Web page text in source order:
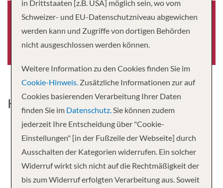
Baujahr
-0001
Kabine
in Drittstaaten [z.B. USA] möglich sein, wo vom
Schweizer- und EU-Datenschutzniveau abgewichen
werden kann und Zugriffe von dortigen Behörden
nicht ausgeschlossen werden können.
Weitere Information zu den Cookies finden Sie im
Cookie-Hinweis. Zusätzliche Informationen zur auf
Cookies basierenden Verarbeitung Ihrer Daten
finden Sie im Datenschutz.Sie können zudem
jederzeit Ihre Entscheidung über "Cookie-
Einstellungen" [in der Fußzeile der Webseite] durch
Ausschalten der Kategorien widerrufen. Ein solcher
Widerruf wirkt sich nicht auf die Rechtmäßigkeit der
bis zum Widerruf erfolgten Verarbeitung aus. Soweit